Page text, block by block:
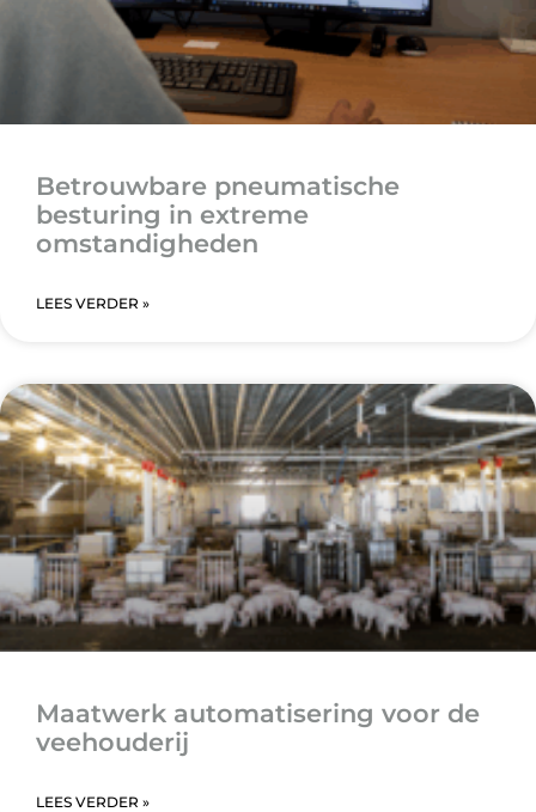
Betrouwbare pneumatische
besturing in extreme
omstandigheden
LEES VERDER »
Maatwerk automatisering voor de
veehouderij
LEES VERDER »